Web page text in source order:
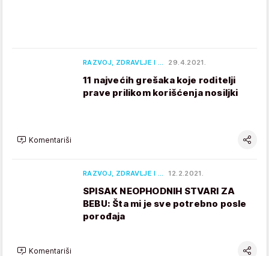
RAZVOJ, ZDRAVLJE I … 29.4.2021.
11 najvećih grešaka koje roditelji
prave prilikom korišćenja nosiljki
Komentariši
RAZVOJ, ZDRAVLJE I … 12.2.2021.
SPISAK NEOPHODNIH STVARI ZA
BEBU: Šta mi je sve potrebno posle
porođaja
Komentariši